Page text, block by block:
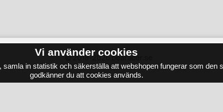
Vi använder cookies
in statistik och säkerställa att webshopen fungerar som den
godkänner du att cookies används.
© 2018-2026